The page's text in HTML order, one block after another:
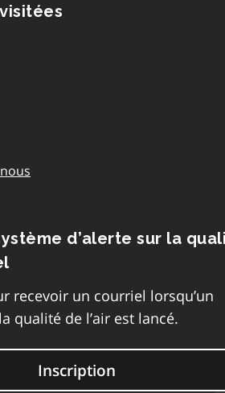
d’alerte sur la
recevoir un courriel lorsqu’un
qualité de l’air est lancé.
Inscription